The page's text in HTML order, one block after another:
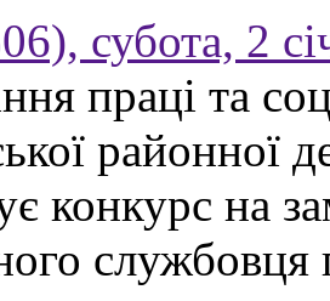
субота, 2
праці та
районної
конкурс на
службовця